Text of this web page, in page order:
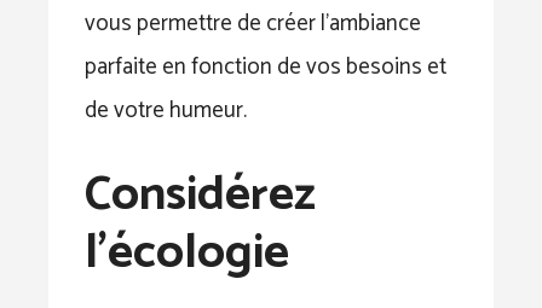
vous permettre de créer l’ambiance
parfaite en fonction de vos besoins et
de votre humeur.
Considérez
l’écologie